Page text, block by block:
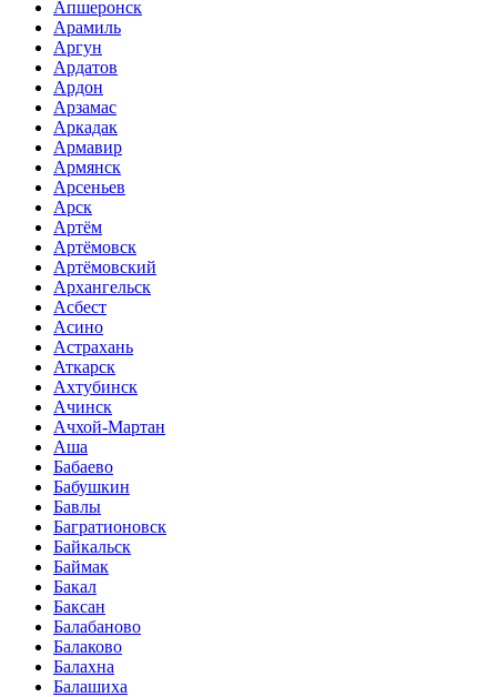
Апшеронск
Арамиль
Аргун
Ардатов
Ардон
Арзамас
Аркадак
Армавир
Армянск
Арсеньев
Арск
Артём
Артёмовск
Артёмовский
Архангельск
Асбест
Асино
Астрахань
Аткарск
Ахтубинск
Ачинск
Ачхой-Мартан
Аша
Бабаево
Бабушкин
Бавлы
Багратионовск
Байкальск
Баймак
Бакал
Баксан
Балабаново
Балаково
Балахна
Балашиха